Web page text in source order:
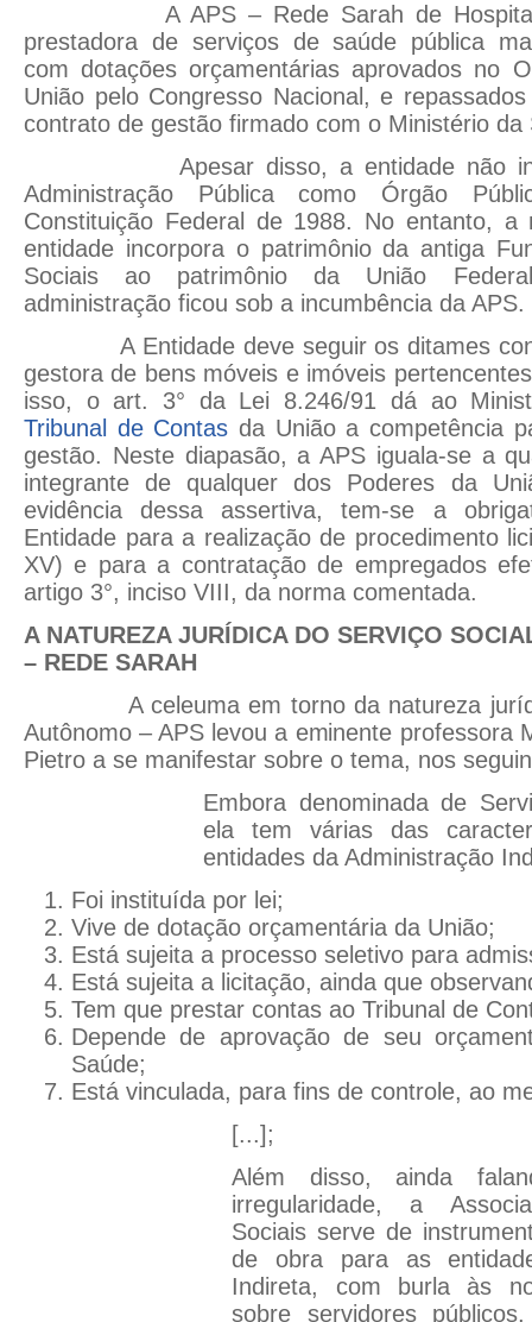
A APS – Rede Sarah de Hospitais
prestadora de serviços de saúde pública
com dotações orçamentárias aprovados no
União pelo Congresso Nacional, e
contrato de gestão firmado com o Ministério da
Apesar disso, a entidade não
Administração Pública como Órgão
Constituição Federal de 1988. No entanto, a
entidade incorpora o patrimônio da antiga
Sociais ao patrimônio da União
administração ficou sob a incumbência da APS.
A Entidade deve seguir os ditames
gestora de bens móveis e imóveis
isso, o art. 3° da Lei 8.246/91 dá ao
Tribunal de Contas da União a competência
gestão. Neste diapasão, a APS iguala-se a
integrante de qualquer dos Poderes da
evidência dessa assertiva, tem-se a
Entidade para a realização de procedimento
XV) e para a contratação de empregados
artigo 3°, inciso VIII, da norma comentada.
A NATUREZA JURÍDICA DO SERVIÇO
– REDE SARAH
A celeuma em torno da natureza
Autônomo – APS levou a eminente professora
Pietro a se manifestar sobre o tema, nos
Embora denominada de
ela tem várias das
entidades da Administração
Foi instituída por lei;
Vive de dotação orçamentária da União;
Está sujeita a processo seletivo para
Está sujeita a licitação, ainda que
Tem que prestar contas ao Tribunal de
Depende de aprovação de seu
Saúde;
Está vinculada, para fins de controle, ao
[...];
Além disso, ainda
irregularidade, a
Sociais serve de
de obra para as
Indireta, com burla às
sobre servidores